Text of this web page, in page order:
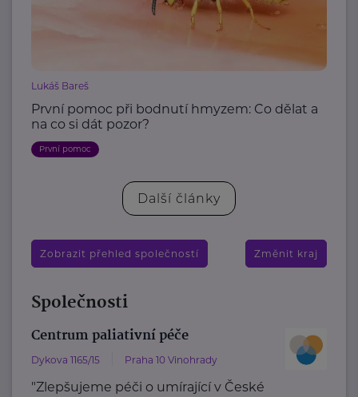
Lukáš Bareš
První pomoc při bodnutí hmyzem: Co dělat a
na co si dát pozor?
První pomoc
Další články
Zobrazit přehled společností Změnit kraj
Společnosti
Centrum paliativní péče
Dykova 1165/15 Praha 10 Vinohrady
"Zlepšujeme péči o umírající v České